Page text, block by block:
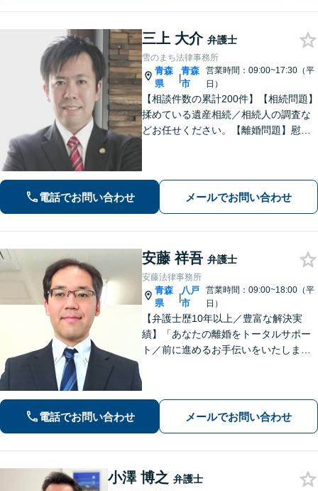
三上 大介 弁護士
雪のまち法律事務所
青森
県
|
青森
市
営業時間：09:00~17:30（平
日）
【相談件数の累計200件】【相続問題】
揉めている遺産相続／相続人の調査な
どお任せください。【離婚問題】慰謝
電話でお問い合わせ メールでお問い合わせ
安藤 祥吾 弁護士
安藤法律事務所
青森
県
|
八戸
市
営業時間：09:00~18:00（平
日）
【弁護士歴10年以上／豊富な解決実
績】「あなたの離婚をトータルサポー
ト／前に進めるお手伝いをいたしま
い」【秘密厳守】【休日・夜間相談あ
り】
電話でお問い合わせ メールでお問い合わせ
小澤 博之 弁護士